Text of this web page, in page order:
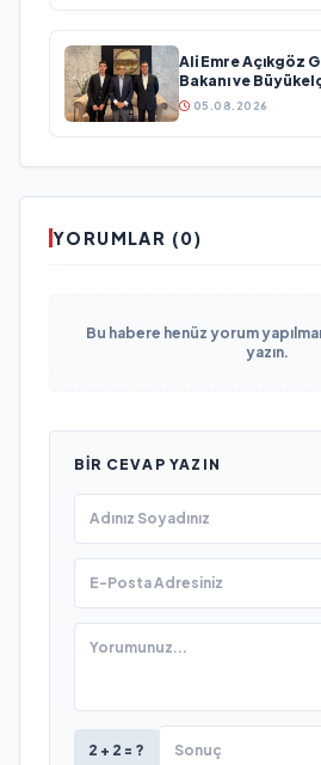
Ali Emre Açıkgöz
Bakanı ve
Bir Araya Geldi
05.08.2026
YORUMLAR (0)
Bu habere henüz yorum
yazın.
BIR CEVAP YAZIN
2 + 2 = ?